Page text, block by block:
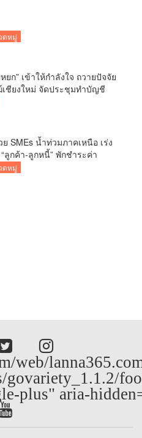
ดหมู่
ยก” เข้าให้กำลังใจ ถวายปัจจัย
เชียงใหม่ จัดประชุมทำบัญชี
ายจ่ายของวัด กว่า 300 รูป ที่วัด
SMEs น้ำท่วมภาคเหนือ เร่ง
“ลูกค้า-ลูกหนี้” พักชำระค่า
ม-ค่างวด
ดหมู่
web/
govariety_1.1.2/
plus" aria-